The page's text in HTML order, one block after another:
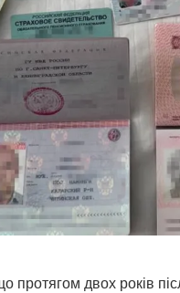
протягом двох років